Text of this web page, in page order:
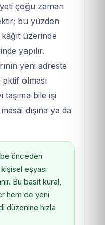
çoğu zaman
bu yüzden
üzerinde
yapılır.
yeni adreste
olması
taşıma bile işi
dışına ya da
önceden
eşyası
Bu basit kural,
hem de yeni
düzenine hızla